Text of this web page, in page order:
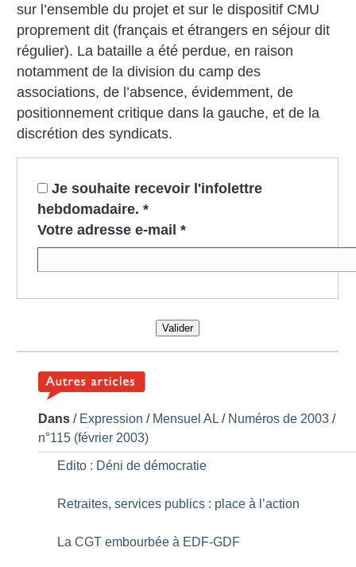
sur l’ensemble du projet et sur le dispositif CMU
proprement dit (français et étrangers en séjour dit
régulier). La bataille a été perdue, en raison
notamment de la division du camp des
associations, de l’absence, évidemment, de
positionnement critique dans la gauche, et de la
discrétion des syndicats.
Je souhaite recevoir l'infolettre
hebdomadaire. *
Votre adresse e-mail *
Valider
Dans / Expression / Mensuel AL / Numéros de 2003 /
n°115 (février 2003)
Edito : Déni de démocratie
Retraites, services publics : place à l’action
La CGT embourbée à EDF-GDF